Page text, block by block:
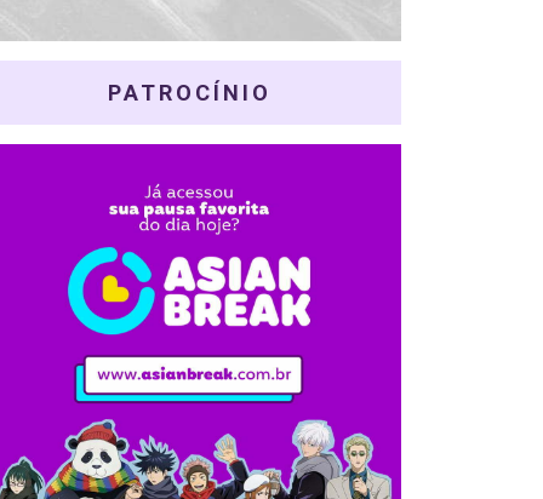
PATROCÍNIO